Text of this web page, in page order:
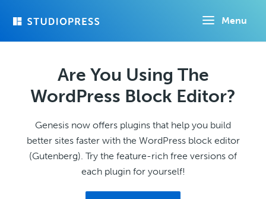
Menu
Are You Using The
WordPress Block Editor?
Genesis now offers plugins that help you build
better sites faster with the WordPress block editor
(Gutenberg). Try the feature-rich free versions of
each plugin for yourself!